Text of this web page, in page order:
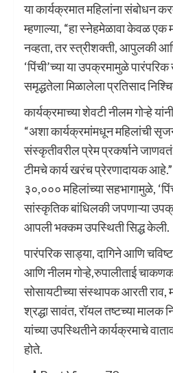
या कार्यक्रमात महिलांना संबोधन
म्हणाल्या, “हा स्नेहमेळावा केवळ एक
नव्हता, तर स्त्रीशक्ती, आपुलकी
‘पिंची’च्या या उपक्रमामुळे
समृद्धतेला मिळालेला प्रतिसाद
कार्यक्रमाच्या शेवटी नीलम गोऱ्हे
“अशा कार्यक्रमांमधून महिलांची
संस्कृतीवरील प्रेम प्रकर्षाने
टीमचे कार्य खरंच प्रेरणादायक
३०,००० महिलांच्या सहभागामुळे,
सांस्कृतिक बांधिलकी जपणाऱ्या
आपली भक्कम उपस्थिती सिद्ध केली.
पारंपरिक साड्या, दागिने आणि चविष्ट
आणि नीलम गोऱ्हे,रुपालीताई
सोसायटीच्या संस्थापक आरती राव,
श्रद्धा सावंत, रॉयल तष्टच्या मालक
यांच्या उपस्थितीने कार्यक्रमाचे
होते.